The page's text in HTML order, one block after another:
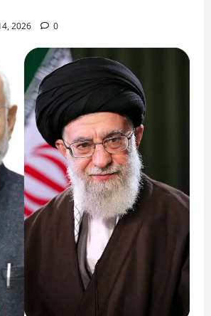
2026 0